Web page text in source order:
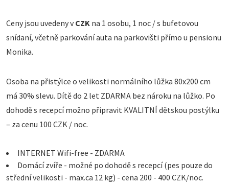
Ceny jsou uvedeny vCZK na 1 osobu, 1 noc / s bufetovou
snídaní, včetně parkování auta na parkovišti přímo u pensionu
Monika.
Osoba na přistýlce o velikosti normálního lůžka 80x200 cm
má 30% slevu. Dítě do 2 let ZDARMA bez nároku na lůžko. Po
dohodě s recepcí možno připravit KVALITNÍ dětskou postýlku
– za cenu 100 CZK / noc.
INTERNET Wifi-free - ZDARMA
Domácí zvíře - možné po dohodě s recepcí (pes pouze do
střední velikosti - max.ca 12 kg) - cena 200 - 400 CZK/noc.